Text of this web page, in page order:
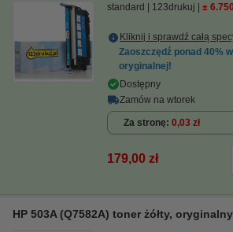
standard 123drukuj ±
Kliknij i sprawdź całą
Zaoszczędź ponad 40%
oryginalnej!
Dostępny
Zamów na wtorek
Za stronę 0,03 zł
179,00 zł
HP 503A (Q7582A) toner żółty, oryginalny